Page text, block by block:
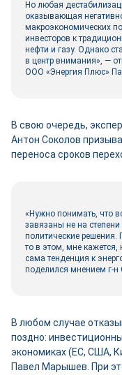
Но любая
оказывающая
макроэкономических
инвесторов к
нефти и газу. Однако
в центр внимания», —
ООО «Энергия Плюс»
В свою очередь,
Антон Соколов
переноса сроков
«Нужно понимать, что
завязаны не на степени
политические решения.
то в этом, мне кажется,
сама тенденция к
поделился мнением г-н
В любом случае
поздно:
экономиках (ЕС, США,
Павел Марышев. При